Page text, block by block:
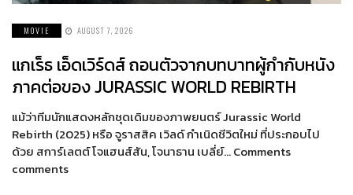
MOVIE AUGUST 7, 2026
แกเร็ธ เอ็ดเวิร์ดส์ ถอนตัวจากบทบาทผู้กำกับหนัง
ภาคต่อของ JURASSIC WORLD REBIRTH
แม้ว่าทีมนักแสดงหลักชุดเดิมของภาพยนตร์ Jurassic World
Rebirth (2025) หรือ จูราสสิค เวิลด์ กำเนิดชีวิตใหม่ ที่ประกอบไป
ด้วย สการ์เลตต์ โจแฮนส์สัน, โจนาธาน เบลี่ย์… Comments
comments